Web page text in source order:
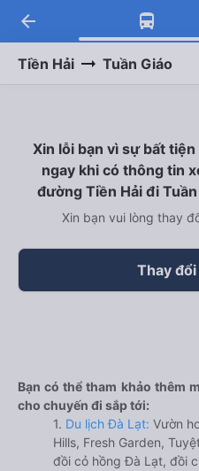
arrow_back
Tiền Hải Tuần Giáo
Xin lỗi bạn vì sự bất
ngay khi có thông tin
đường Tiền Hải đi
Xin bạn vui lòng thay
Thay
Bạn có thể tham khảo thêm
cho chuyến đi sắp tới:
1. Du lịch Đà Lạt: Vườn
Hills, Fresh Garden,
đồi cỏ hồng Đà Lạt, đồi